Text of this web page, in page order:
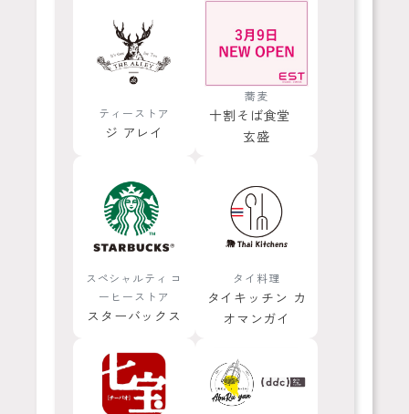
ティーストア
ジ アレイ
蕎麦
十割そば食堂
玄盛
スペシャルティ コ
ーヒーストア
スターバックス
タイ料理
タイキッチン カ
オマンガイ